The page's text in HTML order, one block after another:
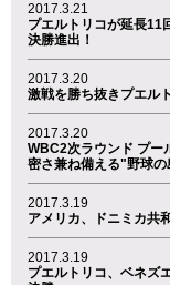
2017.3.21
プエルトリコが延長11
決勝進出！
2017.3.20
激戦を勝ち抜きプエル
2017.3.20
WBC2次ラウンド プー
密さ兼ね備える"野球の
2017.3.19
アメリカ、ドニミカ共
2017.3.19
プエルトリコ、ベネズ